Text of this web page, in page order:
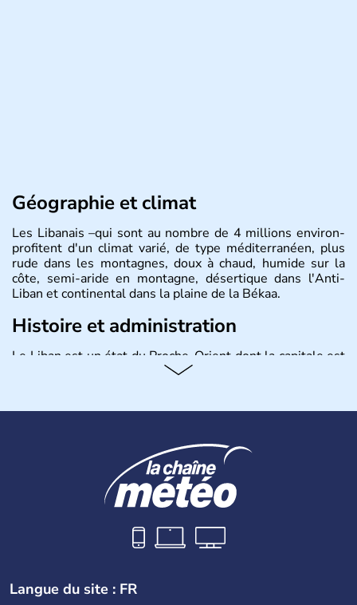
Géographie et climat
Les Libanais –qui sont au nombre de 4 millions environ-
profitent d'un climat varié, de type méditerranéen, plus
rude dans les montagnes, doux à chaud, humide sur la
côte, semi-aride en montagne, désertique dans l'Anti-
Liban et continental dans la plaine de la Békaa.
Histoire et administration
Le Liban est un état du Proche-Orient dont la capitale est
Beyrouth. L'Etat libanais a été créé par la France en 1920
Langue du site : FR